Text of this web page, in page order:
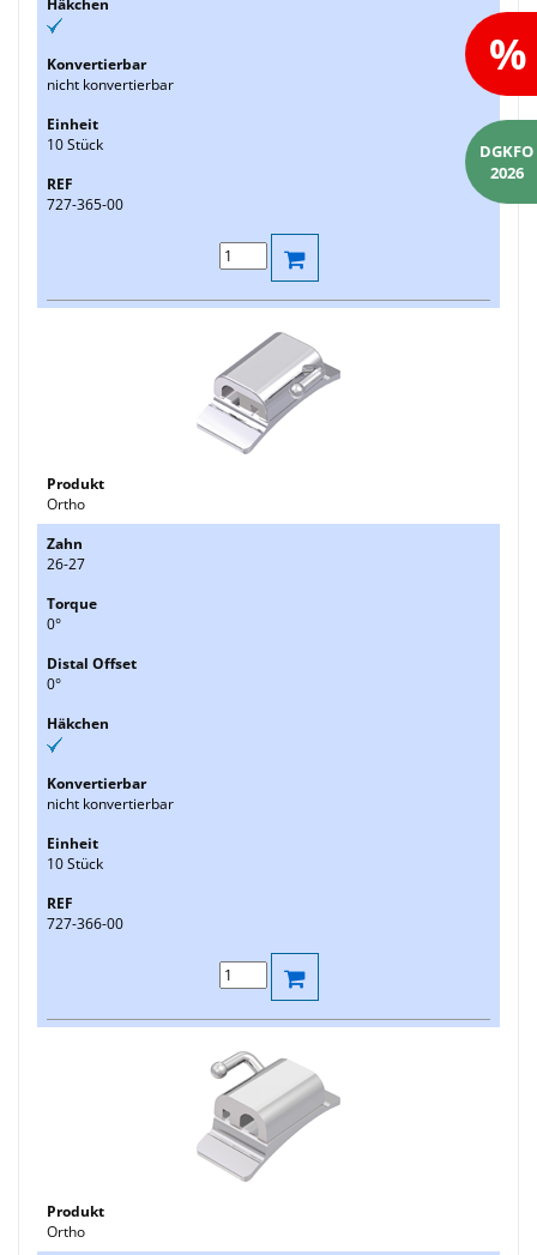
nicht konvertierbar
10 Stück
727-365-00
Ortho
26-27
0°
0°
nicht konvertierbar
10 Stück
727-366-00
Ortho
%
DGKFO
2026